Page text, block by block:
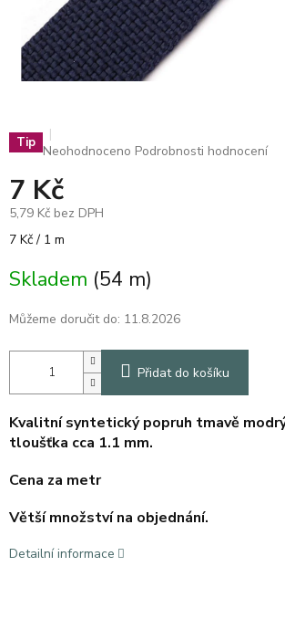
Tip Průměrné
produktu
je
0,0
z
hvězdiček.
Neohodnoceno Podrobnosti hodnocení
7 Kč
5,79 Kč bez DPH
Měrná
7 Kč / 1 m
Skladem (54 m)
Můžeme doručit do: 11.8.2026
Přidat do košíku
Kvalitní syntetický popruh tmavě
tloušťka cca 1.1 mm.
Cena za metr
Větší množství na objednání.
Detailní informace